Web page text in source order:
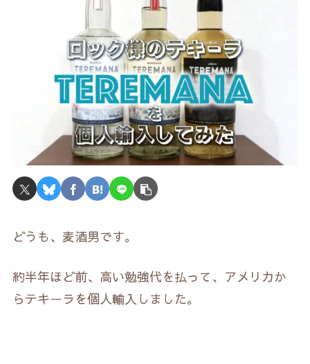
どうも、麦酒男です。
約半年ほど前、高い勉強代を払って、アメリカか
らテキーラを個人輸入しました。